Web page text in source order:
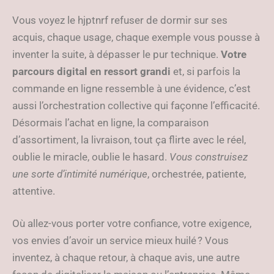
Vous voyez le hjptnrf refuser de dormir sur ses
acquis, chaque usage, chaque exemple vous pousse à
inventer la suite, à dépasser le pur technique. Votre
parcours digital en ressort grandi et, si parfois la
commande en ligne ressemble à une évidence, c’est
aussi l’orchestration collective qui façonne l’efficacité.
Désormais l’achat en ligne, la comparaison
d’assortiment, la livraison, tout ça flirte avec le réel,
oublie le miracle, oublie le hasard. Vous construisez
une sorte d’intimité numérique, orchestrée, patiente,
attentive.
Où allez-vous porter votre confiance, votre exigence,
vos envies d’avoir un service mieux huilé ? Vous
inventez, à chaque retour, à chaque avis, une autre